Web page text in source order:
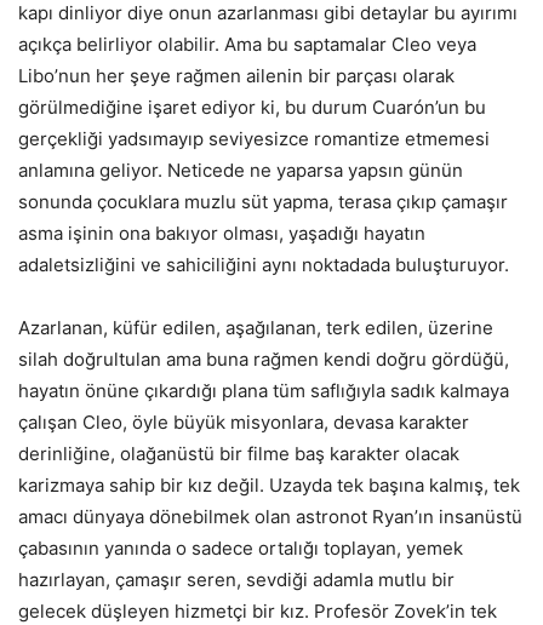
kapı dinliyor diye onun azarlanması gibi detaylar bu ayırımı
açıkça belirliyor olabilir. Ama bu saptamalar Cleo veya
Libo’nun her şeye rağmen ailenin bir parçası olarak
görülmediğine işaret ediyor ki, bu durum Cuarón’un bu
gerçekliği yadsımayıp seviyesizce romantize etmemesi
anlamına geliyor. Neticede ne yaparsa yapsın günün
sonunda çocuklara muzlu süt yapma, terasa çıkıp çamaşır
asma işinin ona bakıyor olması, yaşadığı hayatın
adaletsizliğini ve sahiciliğini aynı noktadada buluşturuyor.
Azarlanan, küfür edilen, aşağılanan, terk edilen, üzerine
silah doğrultulan ama buna rağmen kendi doğru gördüğü,
hayatın önüne çıkardığı plana tüm saflığıyla sadık kalmaya
çalışan Cleo, öyle büyük misyonlara, devasa karakter
derinliğine, olağanüstü bir filme baş karakter olacak
karizmaya sahip bir kız değil. Uzayda tek başına kalmış, tek
amacı dünyaya dönebilmek olan astronot Ryan’ın insanüstü
çabasının yanında o sadece ortalığı toplayan, yemek
hazırlayan, çamaşır seren, sevdiği adamla mutlu bir
gelecek düşleyen hizmetçi bir kız. Profesör Zovek’in tek